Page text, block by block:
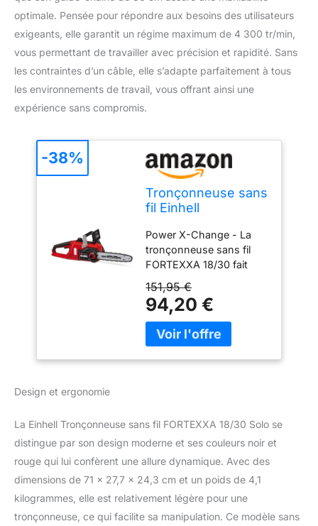
optimale. Pensée pour répondre aux besoins des utilisateurs
exigeants, elle garantit un régime maximum de 4 300 tr/min,
vous permettant de travailler avec précision et rapidité. Sans
les contraintes d’un câble, elle s’adapte parfaitement à tous
les environnements de travail, vous offrant ainsi une
expérience sans compromis.
Tronçonneuse sans
fil Einhell
Power X-Change - La
tronçonneuse sans fil
FORTEXXA 18/30 fait
Power X-Change Einhell
dans laquelle les
batteries, chargeurs et
appareils se combinent
maximale pour une durée
de fonctionnement plus
longue que les moteurs à
charbon classiques.
Puissance réglable - La
vitesse de la chaîne est
de 8 m/s à pleine
151,95 €
94,20 €
-38%
Design et ergonomie
La Einhell Tronçonneuse sans fil FORTEXXA 18/30 Solo se
distingue par son design moderne et ses couleurs noir et
rouge qui lui confèrent une allure dynamique. Avec des
dimensions de 71 x 27,7 x 24,3 cm et un poids de 4,1
kilogrammes, elle est relativement légère pour une
tronçonneuse, ce qui facilite sa manipulation. Ce modèle sans